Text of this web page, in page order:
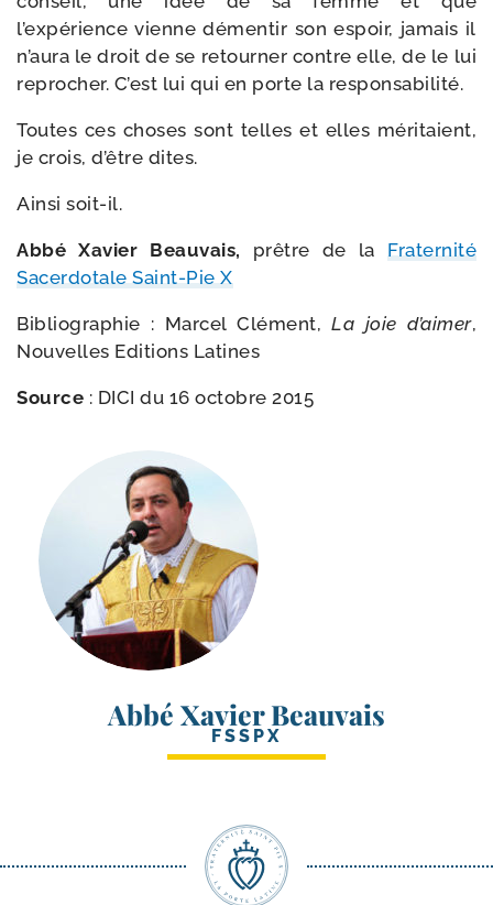
l’expérience vienne démen­tir son espoir, jamais il
n’aura le droit de se retour­ner contre elle, de le lui
repro­cher. C’est lui qui en porte la responsabilité.
Toutes ces choses sont telles et elles méri­taient,
je crois, d’être dites.
Ainsi soit-​il.
Abbé Xavier Beauvais, prêtre de laFraternité
Sacerdotale Saint-​Pie X
Bibliographie : Marcel Clément,La joie d’aimer,
Nouvelles Editions Latines
Source : DICI du 16 octobre 2015
Abbé Xavier Beauvais
FSSPX